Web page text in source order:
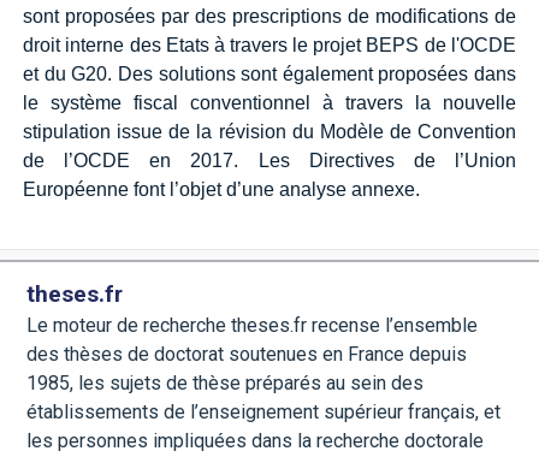
sont proposées par des prescriptions de modifications de
droit interne des Etats à travers le projet BEPS de l'OCDE
et du G20. Des solutions sont également proposées dans
le système fiscal conventionnel à travers la nouvelle
stipulation issue de la révision du Modèle de Convention
de l’OCDE en 2017. Les Directives de l’Union
Européenne font l’objet d’une analyse annexe.
theses.fr
Le moteur de recherche theses.fr recense l’ensemble
des thèses de doctorat soutenues en France depuis
1985, les sujets de thèse préparés au sein des
établissements de l’enseignement supérieur français, et
les personnes impliquées dans la recherche doctorale